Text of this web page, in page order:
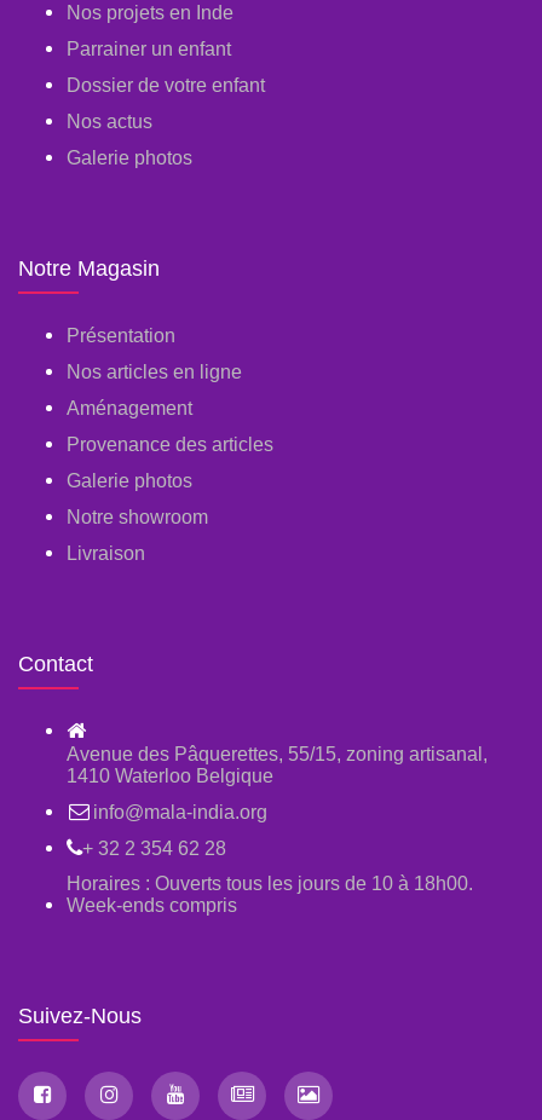
Nos projets en Inde
Parrainer un enfant
Dossier de votre enfant
Nos actus
Galerie photos
Notre Magasin
Présentation
Nos articles en ligne
Aménagement
Provenance des articles
Galerie photos
Notre showroom
Livraison
Contact
Avenue des Pâquerettes, 55/15, zoning artisanal,
1410 Waterloo Belgique
info@mala-india.org
+ 32 2 354 62 28
Horaires : Ouverts tous les jours de 10 à 18h00.
Week-ends compris
Suivez-Nous